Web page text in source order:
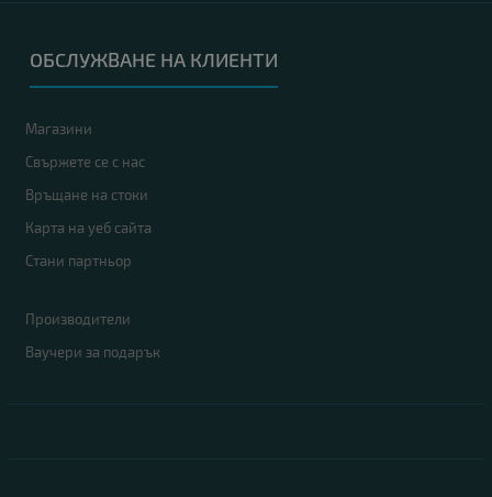
ОБСЛУЖВАНЕ НА КЛИЕНТИ
Магазини
Свържете се с нас
Връщане на стоки
Карта на уеб сайта
Стани партньор
Производители
Ваучери за подарък